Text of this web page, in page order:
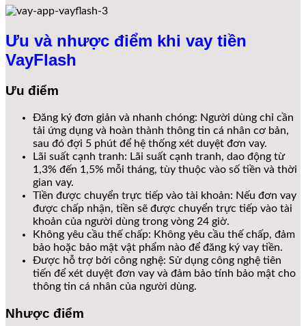
Ưu và nhược điểm khi vay tiền
VayFlash
Ưu điểm
Đăng ký đơn giản và nhanh chóng: Người dùng chỉ cần
tải ứng dụng và hoàn thành thông tin cá nhân cơ bản,
sau đó đợi 5 phút để hệ thống xét duyệt đơn vay.
Lãi suất cạnh tranh: Lãi suất cạnh tranh, dao động từ
1,3% đến 1,5% mỗi tháng, tùy thuộc vào số tiền và thời
gian vay.
Tiền được chuyển trực tiếp vào tài khoản: Nếu đơn vay
được chấp nhận, tiền sẽ được chuyển trực tiếp vào tài
khoản của người dùng trong vòng 24 giờ.
Không yêu cầu thế chấp: Không yêu cầu thế chấp, đảm
bảo hoặc bảo mật vật phẩm nào để đăng ký vay tiền.
Được hỗ trợ bởi công nghệ: Sử dụng công nghệ tiên
tiến để xét duyệt đơn vay và đảm bảo tính bảo mật cho
thông tin cá nhân của người dùng.
Nhược điểm